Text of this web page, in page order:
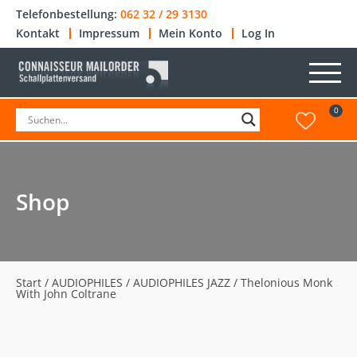
Telefonbestellung: 062 32 / 29 3130
Kontakt
Impressum Mein Konto Log In
0
Shop
Start / AUDIOPHILES / AUDIOPHILES JAZZ / Thelonious Monk
With John Coltrane